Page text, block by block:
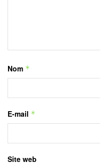
Nom *
E-mail *
Site web